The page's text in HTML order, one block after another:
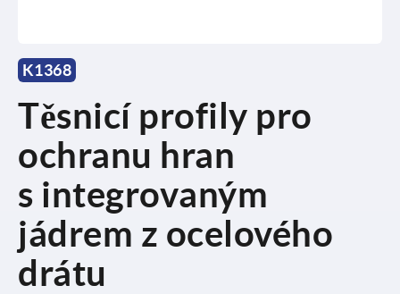
K1368
Těsnicí profily pro
ochranu hran
s integrovaným
jádrem z ocelového
drátu